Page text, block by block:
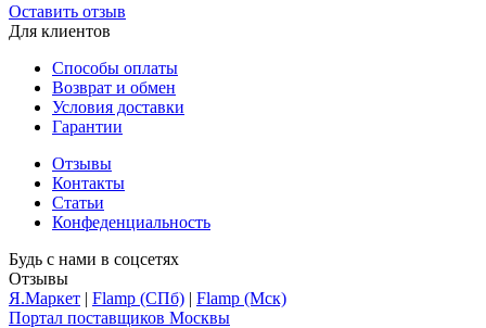
Оставить отзыв
Для клиентов
Способы оплаты
Возврат и обмен
Условия доставки
Гарантии
Отзывы
Контакты
Статьи
Конфеденциальность
Будь с нами в соцсетях
Отзывы
Я.Маркет | Flamp (СПб) | Flamp (Мск)
Портал поставщиков Москвы